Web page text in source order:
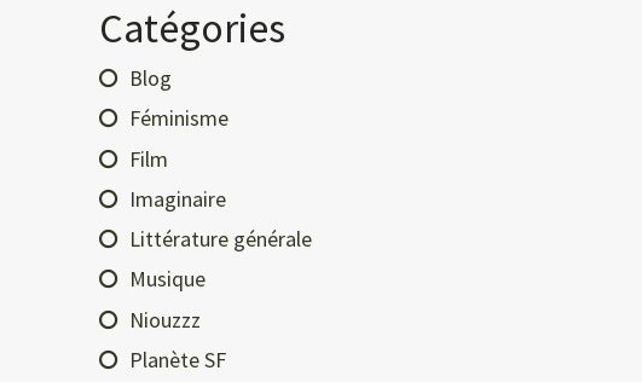
Catégories
Blog
Féminisme
Film
Imaginaire
Littérature générale
Musique
Niouzzz
Planète SF